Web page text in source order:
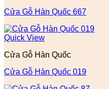
Cửa Gỗ Hàn Quốc 667
Quick View
Cửa Gỗ Hàn Quốc
Cửa Gỗ Hàn Quốc 019